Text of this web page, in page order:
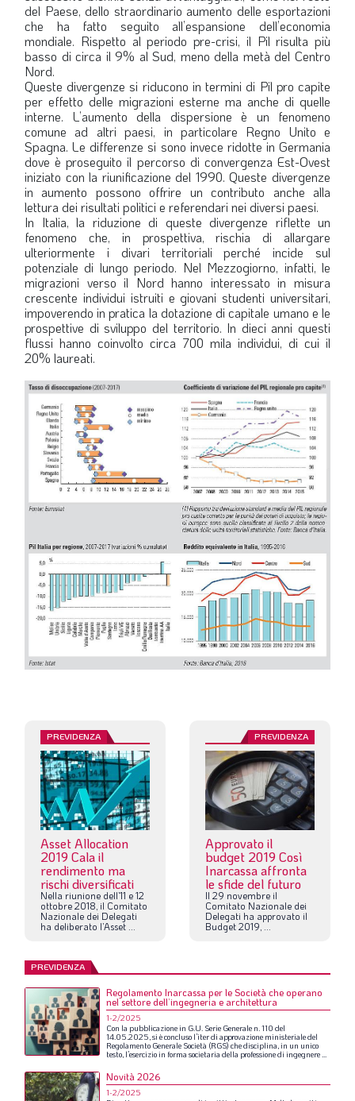
del Paese, dello straordinario aumento delle esportazioni
che ha fatto seguito all’espansione dell’economia
mondiale. Rispetto al periodo pre-crisi, il Pil risulta più
basso di circa il 9% al Sud, meno della metà del Centro
Nord.
Queste divergenze si riducono in termini di Pil pro capite
per effetto delle migrazioni esterne ma anche di quelle
interne. L’aumento della dispersione è un fenomeno
comune ad altri paesi, in particolare Regno Unito e
Spagna. Le differenze si sono invece ridotte in Germania
dove è proseguito il percorso di convergenza Est-Ovest
iniziato con la riunificazione del 1990. Queste divergenze
in aumento possono offrire un contributo anche alla
lettura dei risultati politici e referendari nei diversi paesi.
In Italia, la riduzione di queste divergenze riflette un
fenomeno che, in prospettiva, rischia di allargare
ulteriormente i divari territoriali perché incide sul
potenziale di lungo periodo. Nel Mezzogiorno, infatti, le
migrazioni verso il Nord hanno interessato in misura
crescente individui istruiti e giovani studenti universitari,
impoverendo in pratica la dotazione di capitale umano e le
prospettive di sviluppo del territorio. In dieci anni questi
flussi hanno coinvolto circa 700 mila individui, di cui il
20% laureati.
PREVIDENZA
Asset Allocation
2019 Cala il
rendimento ma
rischi diversificati
Nella riunione dell’11 e12
ottobre2018, il Comitato
Nazionale dei Delegati
ha deliberato l’Asset ...
PREVIDENZA
Approvato il
budget 2019 Così
Inarcassa affronta
le sfide del futuro
Il 29 novembre il
Comitato Nazionale dei
Delegati ha approvato il
Budget2019, ...
PREVIDENZA
Regolamento Inarcassa per le Società che operano
nel settore dell’ingegneria e architettura
1-2/2025
Con la pubblicazionein G.U. Serie Generale n.110 del
14.05.2025,si èconcluso l’iterdi approvazione ministerialedel
Regolamento Generale Società (RGS) chedisciplina,in un unico
testo, l’esercizioin forma societaria della professionedi ingegnere...
Novità 2026
1-2/2025